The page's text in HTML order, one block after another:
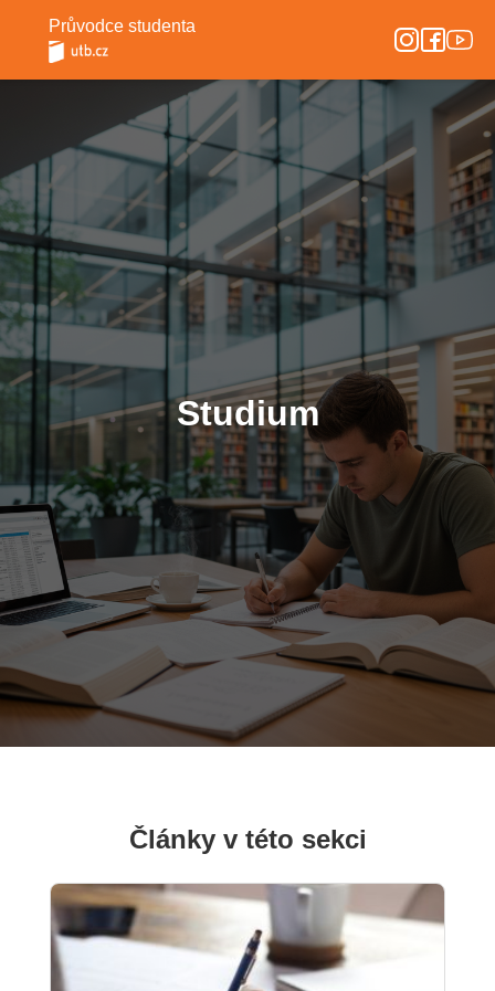
Průvodce studenta
Studium
Články v této sekci